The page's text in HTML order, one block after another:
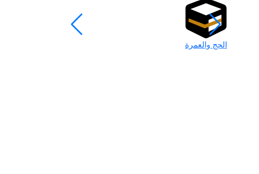
الحج والعمرة